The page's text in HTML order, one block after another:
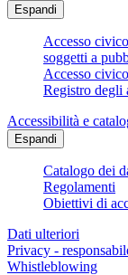
Espandi
Accesso
soggetti a
Accesso
Registro degli
Accessibilità e
Espandi
Catalogo dei
Regolamenti
Obiettivi di
Dati ulteriori
Privacy -
Whistleblowing